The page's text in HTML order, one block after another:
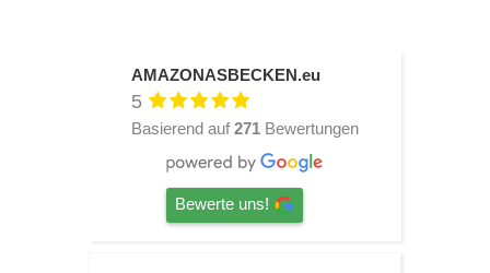
AMAZONASBECKEN.eu
5
Basierend auf 271 Bewertungen
Bewerte uns!